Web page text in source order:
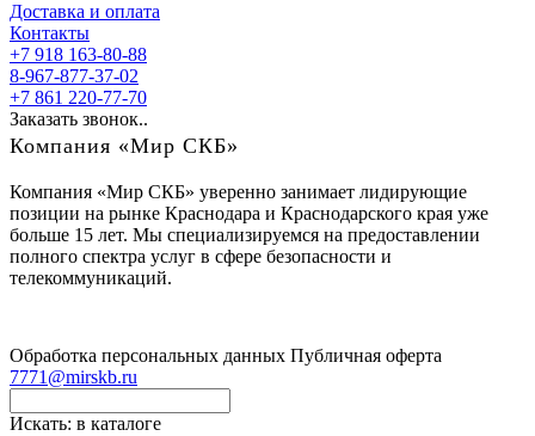
Доставка и оплата
Контакты
+7 918 163-80-88
8-967-877-37-02
+7 861 220-77-70
Заказать звонок..
Компания «Мир СКБ»
Компания «Мир СКБ» уверенно занимает лидирующие
позиции на рынке Краснодара и Краснодарского края уже
больше 15 лет. Мы специализируемся на предоставлении
полного спектра услуг в сфере безопасности и
телекоммуникаций.
Обработка персональных данных Публичная оферта
7771@mirskb.ru
Искать: в каталоге